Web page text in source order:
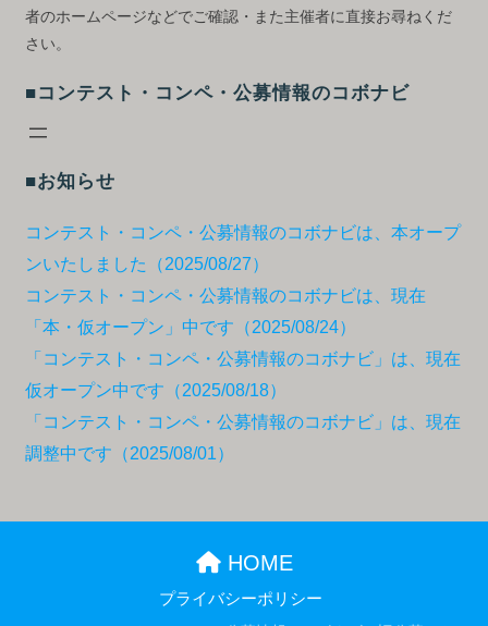
者のホームページなどでご確認・また主催者に直接お尋ねくだ
さい。
■コンテスト・コンペ・公募情報のコボナビ
■お知らせ
コンテスト・コンペ・公募情報のコボナビは、本オープ
ンいたしました（2025/08/27）
コンテスト・コンペ・公募情報のコボナビは、現在
「本・仮オープン」中です（2025/08/24）
「コンテスト・コンペ・公募情報のコボナビ」は、現在
仮オープン中です（2025/08/18）
「コンテスト・コンペ・公募情報のコボナビ」は、現在
調整中です（2025/08/01）
HOME
プライバシーポリシー